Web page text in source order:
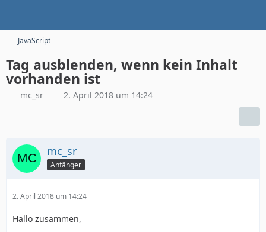
JavaScript
Tag ausblenden, wenn kein Inhalt
vorhanden ist
mc_sr 2. April 2018 um 14:24
mc_sr
Anfänger
2. April 2018 um 14:24
Hallo zusammen,